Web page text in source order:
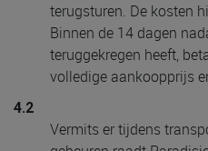
terugsturen. De kosten
Binnen de 14 dagen
teruggekregen heeft,
volledige aankoopprijs
4.2
Vermits er tijdens